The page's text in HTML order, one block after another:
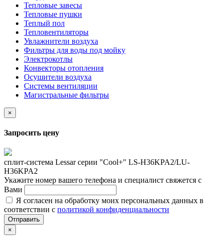
Тепловые завесы
Тепловые пушки
Теплый пол
Тепловентиляторы
Увлажнители воздуха
Фильтры для воды под мойку
Электрокотлы
Конвекторы отопления
Осушители воздуха
Системы вентиляции
Магистральные фильтры
×
Запросить цену
сплит-система Lessar серии "Cool+" LS-H36KPA2/LU-
H36KPA2
Укажите номер вашего телефона и специалист свяжется с
Вами
Я согласен на обработку моих персональных данных в
соответствии с политикой конфиденциальности
Отправить
×